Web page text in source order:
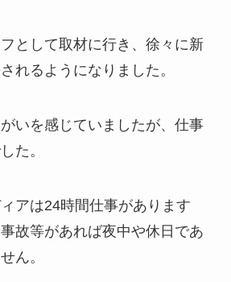
として取材に行き、徐々に新
れるようになりました。
いを感じていましたが、仕事
た。
アは24時間仕事があります
故等があれば夜中や休日であ
ん。